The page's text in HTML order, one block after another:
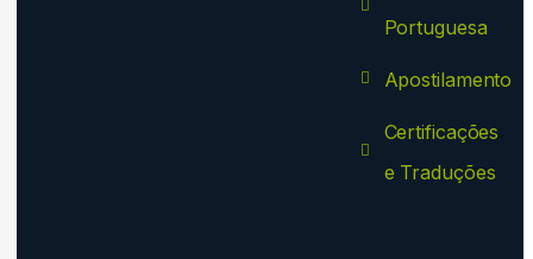
Portuguesa
Apostilamento
Certificações
e Traduções